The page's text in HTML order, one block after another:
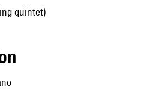
quintet)